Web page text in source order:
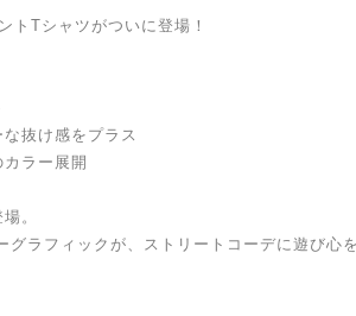
Tシャツがついに登場！
抜け感をプラス
ラー展開
。
ラフィックが、ストリートコーデに遊び心